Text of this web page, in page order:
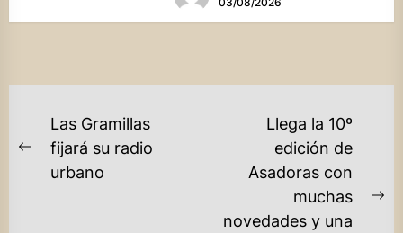
NAVEGACIÓN
DE
ENTRADAS
Previous
post:
Las Gramillas
fijará su radio
urbano
Llega la 10º
edición de
Asadoras con
muchas
novedades y una